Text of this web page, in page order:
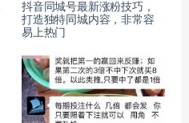
抖音同城号最新涨粉技巧，
打造独特同城内容，非常容
易上热门